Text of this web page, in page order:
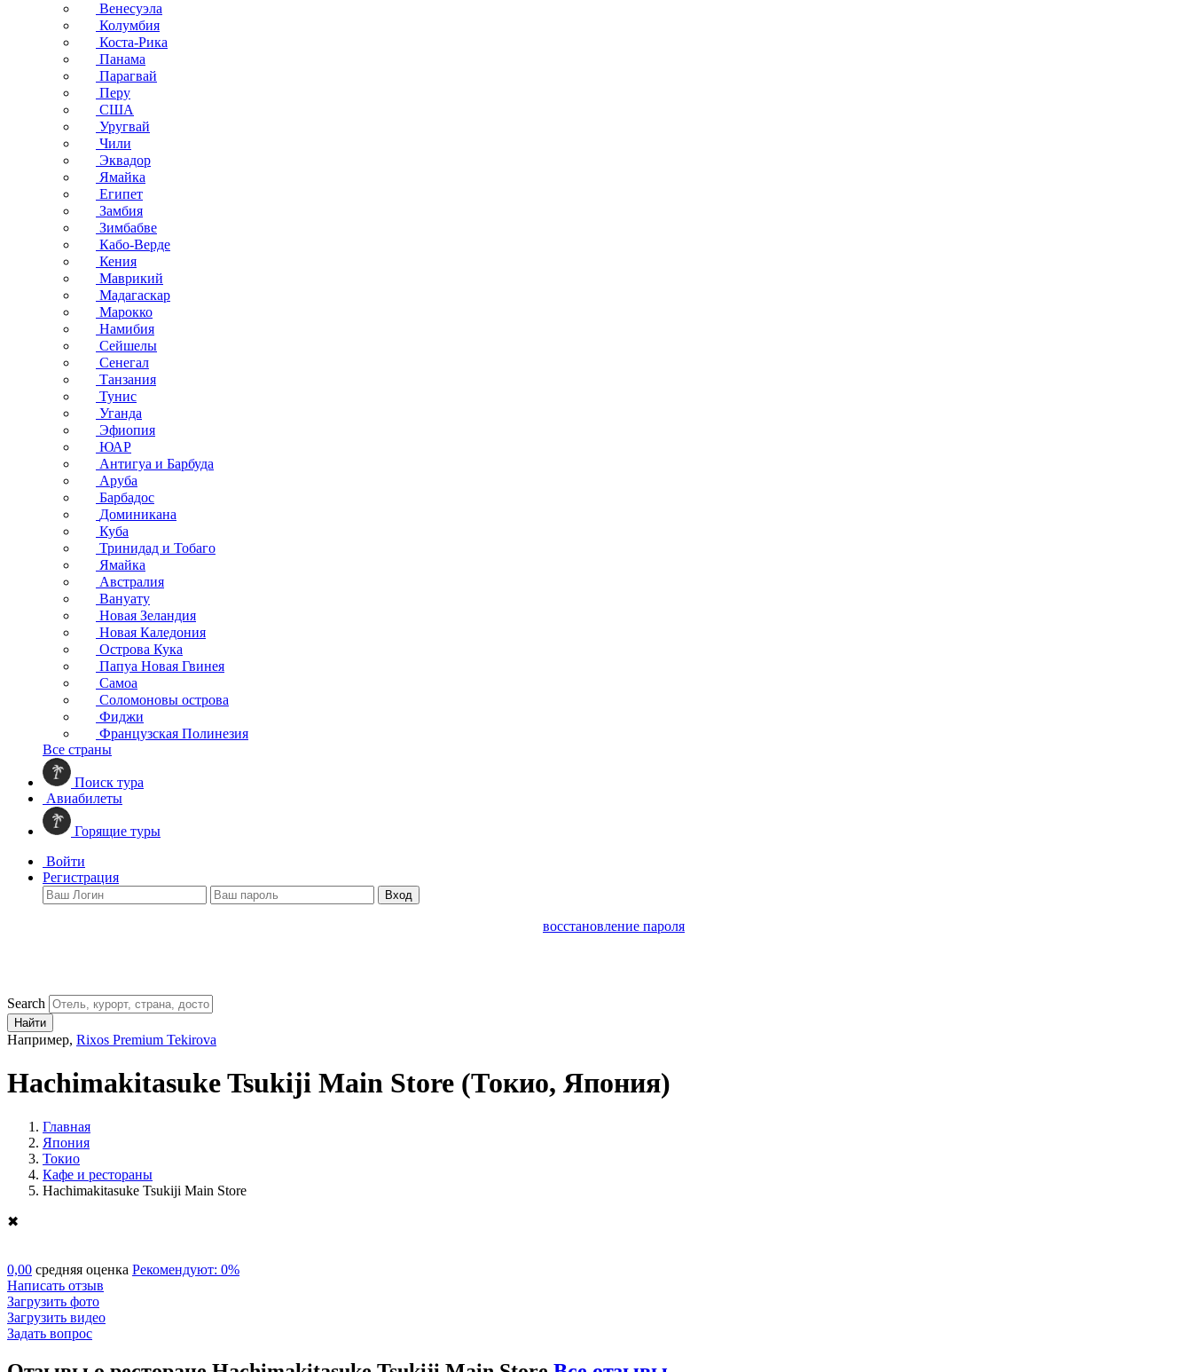
Венесуэла
Колумбия
Коста-Рика
Панама
Парагвай
Перу
США
Уругвай
Чили
Эквадор
Ямайка
Египет
Замбия
Зимбабве
Кабо-Верде
Кения
Маврикий
Мадагаскар
Марокко
Намибия
Сейшелы
Сенегал
Танзания
Тунис
Уганда
Эфиопия
ЮАР
Антигуа и Барбуда
Аруба
Барбадос
Доминикана
Куба
Тринидад и Тобаго
Ямайка
Австралия
Вануату
Новая Зеландия
Новая Каледония
Острова Кука
Папуа Новая Гвинея
Самоа
Соломоновы острова
Фиджи
Французская Полинезия
Все страны
Поиск тура
Авиабилеты
Горящие туры
Войти
Регистрация
Вход
восстановление пароля
Search
Найти
Например, Rixos Premium Tekirova
Hachimakitasuke Tsukiji Main Store (Токио, Япония)
Главная
Япония
Токио
Кафе и рестораны
Hachimakitasuke Tsukiji Main Store
✖
0,00 средняя оценка Рекомендуют: 0%
Написать отзыв
Загрузить фото
Загрузить видео
Задать вопрос